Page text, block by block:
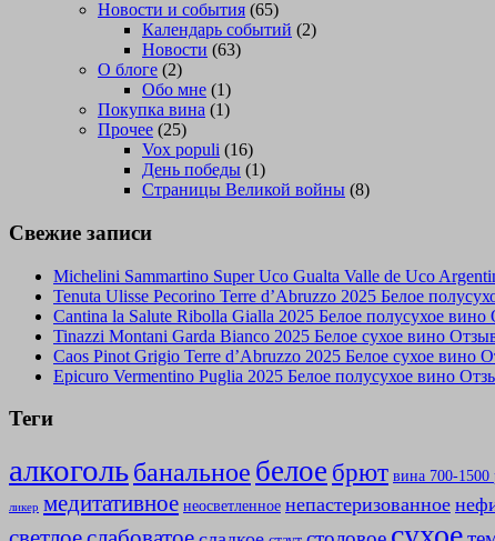
Новости и события (65)
Календарь событий (2)
Новости (63)
О блоге (2)
Обо мне (1)
Покупка вина (1)
Прочее (25)
Vox populi (16)
День победы (1)
Страницы Великой войны (8)
Свежие записи
Michelini Sammartino Super Uco Gualta Valle de Uco
Tenuta Ulisse Pecorino Terre d’Abruzzo 2025 Белое
Cantina la Salute Ribolla Gialla 2025 Белое полусухое вино
Tinazzi Montani Garda Bianco 2025 Белое сухое вино
Caos Pinot Grigio Terre d’Abruzzo 2025 Белое сухое вино
Epicuro Vermentino Puglia 2025 Белое полусухое вино
Теги
алкогольбанальное белое брют вина 700-1500
ликер медитативное неосветленное непастеризованное